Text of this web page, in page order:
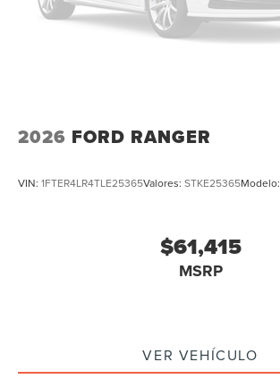
2026 FORD RANGER
VIN: 1FTER4LR4TLE25365Valores: STKE25365Modelo:
$61,415
MSRP
VER VEHÍCULO